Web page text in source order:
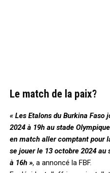
Le match de la paix?
« Les Etalons du Burkina Faso
2024 à 19h au stade
en match aller comptant pour
se jouer le 13 octobre 2024 au
à 16h », a annoncé la FBF.